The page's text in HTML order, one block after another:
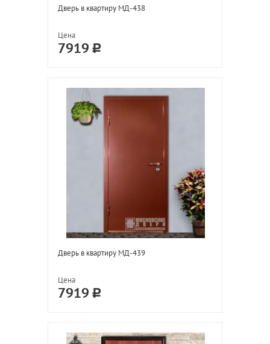
Дверь в квартиру МД-438
Цена
7919
Дверь в квартиру МД-439
Цена
7919